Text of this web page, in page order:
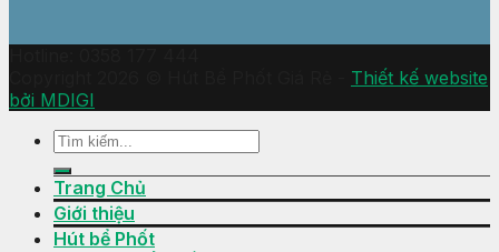
Thiết kế website
bởi MDIGI
Trang Chủ
Giới thiệu
Hút bể Phốt